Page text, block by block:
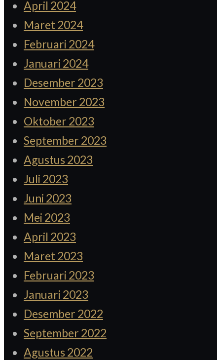
April 2024
Maret 2024
Februari 2024
Januari 2024
Desember 2023
November 2023
Oktober 2023
September 2023
Agustus 2023
Juli 2023
Juni 2023
Mei 2023
April 2023
Maret 2023
Februari 2023
Januari 2023
Desember 2022
September 2022
Agustus 2022